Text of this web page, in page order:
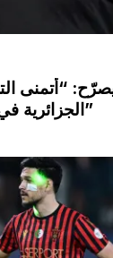
“أتمنى
الجزائرية في المسابقات القارية”